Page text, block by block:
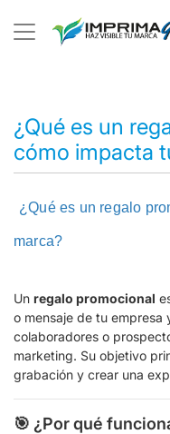
¿Qué es un
cómo impacta
¿Qué es un regalo
marca?
Un regalo promocional
o mensaje de tu empresa
colaboradores o
marketing. Su objetivo
grabación y crear una
🎯 ¿Por qué